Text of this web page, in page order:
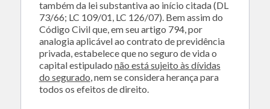
também da lei substantiva ao início citada (DL
73/66; LC 109/01, LC 126/07). Bem assim do
Código Civil que, em seu artigo 794, por
analogia aplicável ao contrato de previdência
privada, estabelece que no seguro de vida o
capital estipulado não está sujeito às dívidas
do segurado, nem se considera herança para
todos os efeitos de direito.